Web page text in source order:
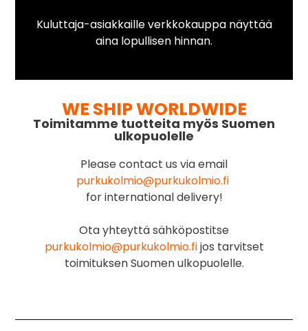
Kuluttaja-asiakkaille verkkokauppa näyttää
aina lopullisen hinnan.
WE SHIP WORLDWIDE
Toimitamme tuotteita myös Suomen
ulkopuolelle
Please contact us via email
purkukolmio@purkukolmio.fi
for international delivery!
Ota yhteyttä sähköpostitse
purkukolmio@purkukolmio.fijos tarvitset
toimituksen Suomen ulkopuolelle.